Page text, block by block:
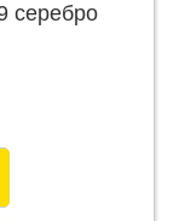
серебро